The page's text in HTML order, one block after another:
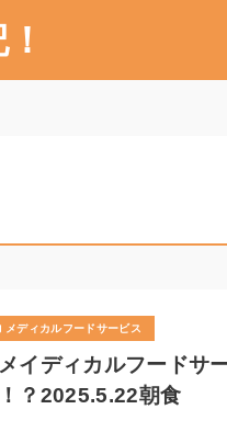
メディカルフードサービス
イディカルフードサ
？2025.5.22朝食